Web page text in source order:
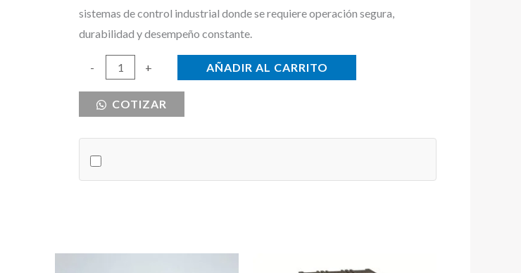
sistemas de control industrial donde se requiere operación segura,
durabilidad y desempeño constante.
-
CONTACTOR
AMPERIOS
110V
+ AÑADIR AL CARRITO
COTIZAR